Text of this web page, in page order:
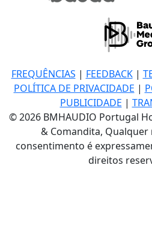
FREQUÊNCIAS | FEEDBACK|
POLÍTICA DE PRIVACIDADE |
PUBLICIDADE |
© 2026 BMHAUDIO Portugal
& Comandita,
consentimento é
direitos